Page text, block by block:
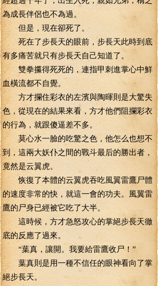
為成長伴侶也不為過。
但是，現在卻死了。
死在了步長天的眼前，步長天此時到底
有多痛苦就只有步長天自己知道了。
雙拳攥得死死的，連指甲刺進掌心中鮮
血橫流都不自覺。
方才攔住彩衣的左濱與陶暉則是大驚失
色，從現在的結果來看，方才他們阻攔彩衣
的行為，就跟傻逼差不多。
莫心水一臉的吃驚之色，他怎么也想不
到，這兩大妖仆之間的戰斗最后的勝出者，
竟然是云翼虎。
恢復了本體的云翼虎吞吃風翼雷鷹尸體
的速度非常的快，就這一會的功夫。風翼雷
鷹的尸身已經被它吃了大半。
這時候，方才急怒攻心的掌絕步長天徹
底的反應了過來。
“葉真，讓開。我要給雷鷹收尸！”
葉真則是用一種不信任的眼神看向了掌
絕步長天。